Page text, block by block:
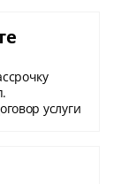
услуги